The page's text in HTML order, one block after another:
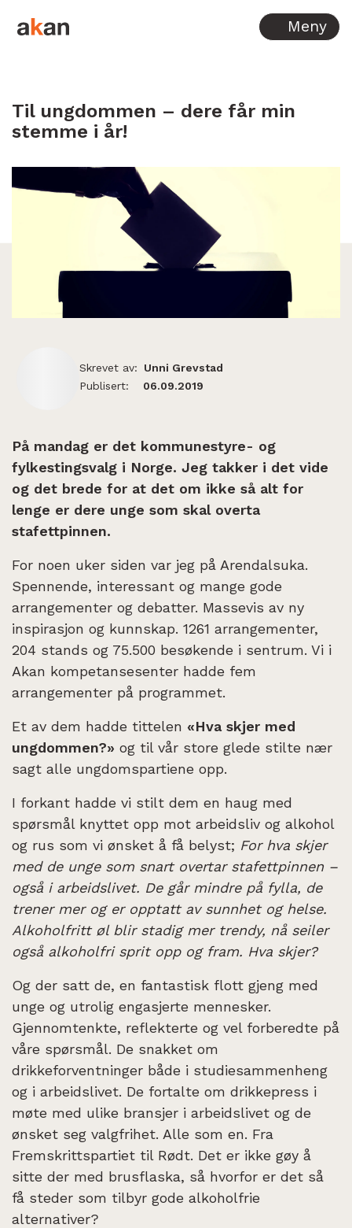
Hopp til innhold Meny
Til ungdommen – dere får min
stemme i år!
Skrevet av:
Unni Grevstad
Publisert:
06.09.2019
På mandag er det kommunestyre- og
fylkestingsvalg i Norge. Jeg takker i det vide
og det brede for at det om ikke så alt for
lenge er dere unge som skal overta
stafettpinnen.
For noen uker siden var jeg på Arendalsuka.
Spennende, interessant og mange gode
arrangementer og debatter. Massevis av ny
inspirasjon og kunnskap. 1261 arrangementer,
204 stands og 75.500 besøkende i sentrum. Vi i
Akan kompetansesenter hadde fem
arrangementer på programmet.
Et av dem hadde tittelen «Hva skjer med
ungdommen?» og til vår store glede stilte nær
sagt alle ungdomspartiene opp.
I forkant hadde vi stilt dem en haug med
spørsmål knyttet opp mot arbeidsliv og alkohol
og rus som vi ønsket å få belyst; For hva skjer
med de unge som snart overtar stafettpinnen –
også i arbeidslivet. De går mindre på fylla, de
trener mer og er opptatt av sunnhet og helse.
Alkoholfritt øl blir stadig mer trendy, nå seiler
også alkoholfri sprit opp og fram. Hva skjer?
Og der satt de, en fantastisk flott gjeng med
unge og utrolig engasjerte mennesker.
Gjennomtenkte, reflekterte og vel forberedte på
våre spørsmål. De snakket om
drikkeforventninger både i studiesammenheng
og i arbeidslivet. De fortalte om drikkepress i
møte med ulike bransjer i arbeidslivet og de
ønsket seg valgfrihet. Alle som en. Fra
Fremskrittspartiet til Rødt. Det er ikke gøy å
sitte der med brusflaska, så hvorfor er det så
få steder som tilbyr gode alkoholfrie
alternativer?